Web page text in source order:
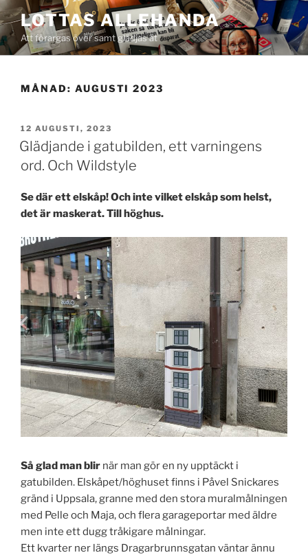
Hoppa
till
innehåll
LOTTAS ALLEHANDA
Att förargas över samt glädjas åt
MÅNAD: AUGUSTI 2023
PUBLICERAT
12 AUGUSTI, 2023
Glädjande i gatubilden, ett varningens
ord. Och Wildstyle
Se där ett elskåp! Och inte vilket elskåp som helst,
det är maskerat. Till höghus.
Så glad man blir när man gör en ny upptäckt i
gatubilden. Elskåpet/höghuset finns i Påvel Snickares
gränd i Uppsala, granne med den stora muralmålningen
med Pelle och Maja, och flera garageportar med äldre
men inte ett dugg tråkigare målningar.
Ett kvarter ner längs Dragarbrunnsgatan väntar ännu